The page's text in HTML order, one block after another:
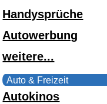
Handysprüche
Autowerbung
weitere...
Auto & Freizeit
Autokinos